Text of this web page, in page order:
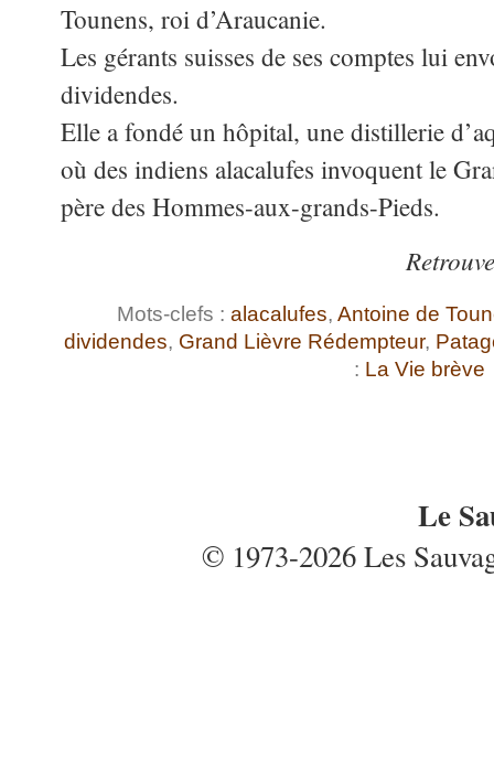
Tounens, roi d’Araucanie.
Les gérants suisses de ses comptes lui
dividendes.
Elle a fondé un hôpital, une distillerie
où des indiens alacalufes invoquent le
père des Hommes-aux-grands-Pieds.
Mots-clefs : alacalufes, Antoine de
dividendes, Grand Lièvre Rédempteur,
: La Vie brève
Le
© 1973-2026 Les